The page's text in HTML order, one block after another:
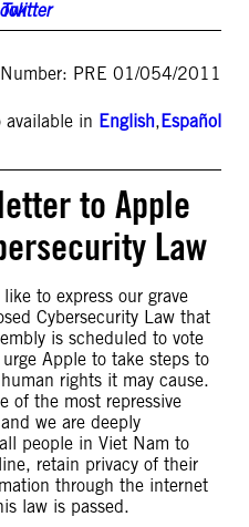
PRE 01/054/2011
available in English,Español
to Apple
Law
to express our grave
Cybersecurity Law that
is scheduled to vote
Apple to take steps to
rights it may cause.
of the most repressive
we are deeply
people in Viet Nam to
retain privacy of their
through the internet
law is passed.